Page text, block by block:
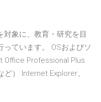
象に、教育・研究を目
ています。 OSおよびソ
Office Professional Plus
） Internet Explorer、